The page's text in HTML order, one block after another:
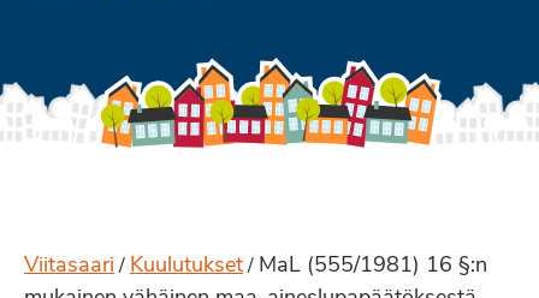
Viitasaari / Kuulutukset / MaL (555/1981) 16 §:n